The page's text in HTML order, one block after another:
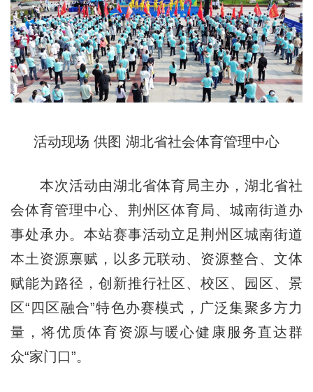
活动现场 供图 湖北省社会体育管理中心
本次活动由湖北省体育局主办，湖北省社
会体育管理中心、荆州区体育局、城南街道办
事处承办。本站赛事活动立足荆州区城南街道
本土资源禀赋，以多元联动、资源整合、文体
赋能为路径，创新推行社区、校区、园区、景
区“四区融合”特色办赛模式，广泛集聚多方力
量，将优质体育资源与暖心健康服务直达群
众“家门口”。